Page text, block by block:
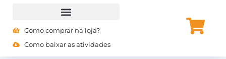
Como comprar na loja?
Como baixar as atividades